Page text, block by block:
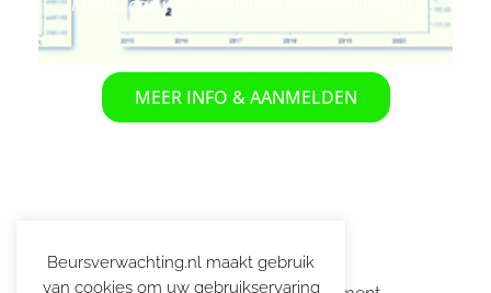
MEER INFO & AANMELDEN
Beursverwachting.nl maakt gebruik
van cookies om uw gebruikservaring